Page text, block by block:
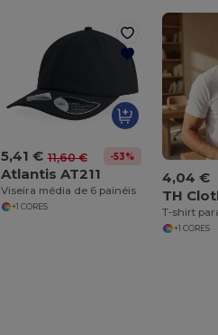
5,41 € 11,60 € -53%
Atlantis AT211
Viseira média de 6 painéis
+1 CORES
4,04 €
TH
+1 CORES